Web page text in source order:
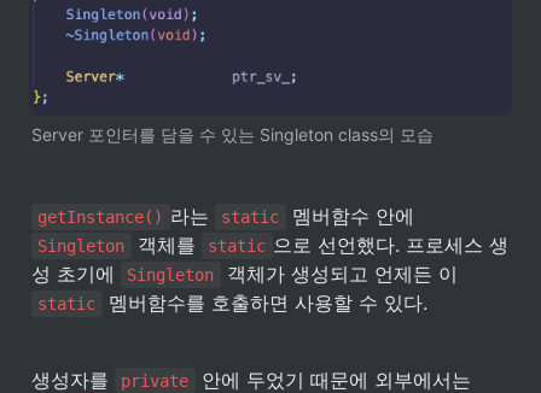
Server 포인터를 담을 수 있는 Singleton class의 모습
getInstance() 라는 static
Singleton 객체를 static 으로 선언했다. 프로세스 생
성 초기에
Singleton
static 멤버함수를 호출하면 사용할 수 있다.
생성자를 private